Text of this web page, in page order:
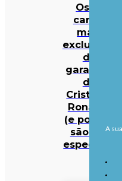
Os 10
carros
mais
exclusivos
da
garagem
de
Cristiano
Ronaldo
(e porque
são tão
especiais)
A